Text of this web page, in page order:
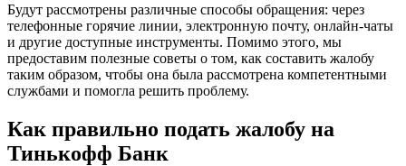
Будут рассмотрены различные способы обращения: через
телефонные горячие линии, электронную почту, онлайн-чаты
и другие доступные инструменты. Помимо этого, мы
предоставим полезные советы о том, как составить жалобу
таким образом, чтобы она была рассмотрена компетентными
службами и помогла решить проблему.
Как правильно подать жалобу на
Тинькофф Банк